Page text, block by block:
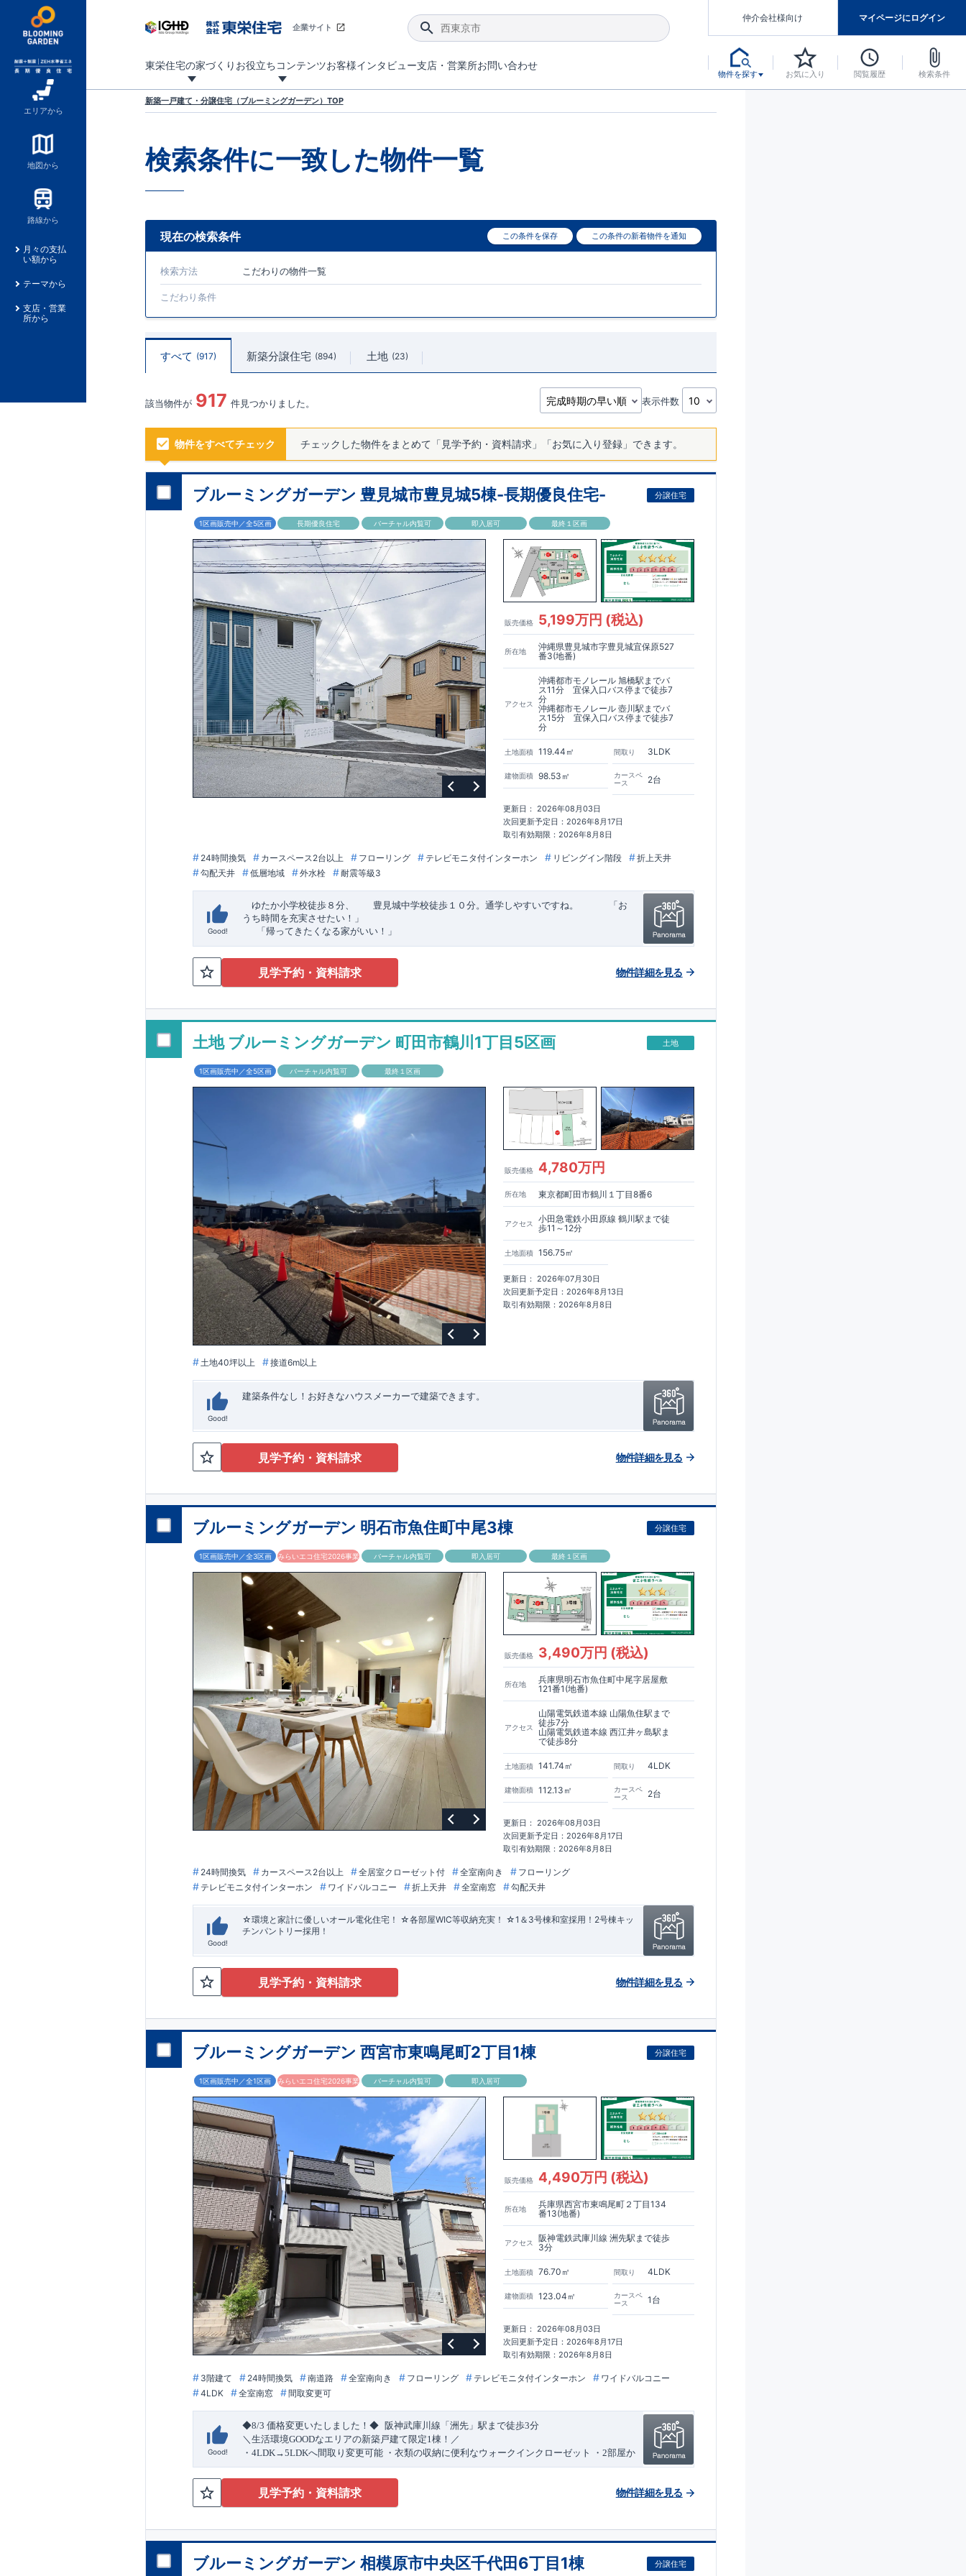
エリアから
地図から
路線から
月々の支払
い額から
テーマから
支店・営業
所から
企業サイト
東栄住宅の家づくり お役立ちコンテンツお客様インタビュー支店・営業所お問い合わせ
仲介会社様向け マイページにログイン
物件を探す お気に入り 閲覧履歴 検索条件
新築一戸建て・分譲住宅（ブルーミングガーデン）TOP
検索条件に一致した物件一覧
現在の検索条件 この条件を保存 この条件の新着物件を通知
検索方法 こだわりの物件一覧
こだわり条件
すべて 917 新築分譲住宅 894 土地 23
該当物件が 917 件見つかりました。 表示件数
物件をすべてチェック チェックした物件をまとめて「見学予約・資料請求」「お気に入り登録」できます。
ブルーミングガーデン 豊見城市豊見城5棟-長期優良住宅- 分譲住宅
1区画販売中／全5区画 長期優良住宅 バーチャル内覧可 即入居可 最終１区画
販売価格 5,199万円 (税込)
所在地
沖縄県豊見城市字豊見城宜保原527
番3(地番)
アクセス
沖縄都市モノレール 旭橋駅までバ
ス11分 宜保入口バス停まで徒歩7
分
沖縄都市モノレール 壺川駅までバ
ス15分 宜保入口バス停まで徒歩7
分
土地面積 119.44㎡
建物面積 98.53㎡
間取り 3LDK
カースペ
ース
2台
更新日： 2026年08月03日
次回更新予定日：2026年8月17日
取引有効期限：2026年8月8日
24時間換気 カースペース2台以上 フローリング テレビモニタ付インターホン リビングイン階段
折上天井
勾配天井
低層地域 外水栓 耐震等級3
Good!
ゆたか小学校徒歩８分、 豊見城中学校徒歩１０分。通学しやすいですね。
「お
うち時間を充実させたい！」
「帰ってきたくなる家がいい！」
TEL:098-860-2201（火・水曜日定休日、年末年始休み）
配ボックス・玄関電子キー・浴室換気乾燥機・防犯ガラス
■１階廻りの構造材は防腐・防蟻性を確保するため、構造用集成材にヒノキを使用しておりま
す！
■長期優良住宅もっと詳しく 「いい家を作って、きちんと手入れをして、長く大切に使う」
という考え方の下、 国が定めた7つの厳しい技術基準をクリアした物件だけが認定を受けられ
長期優良住宅として認定を受けるためには、国が定めた下記
つの技術基準をクリアする必要
があります。東栄住宅は全棟でクリア！①耐震性②劣化対策③維持管理性④住戸面積⑤省エネ
ルギー性⑥居住環境⑦維持保全管理
そのほかの魅力として、住宅ローン金利優遇、固定資産税の減税、中古市場での売却時にも有
「設計」と「建設」のダブルで
性能を評価されています！図面を第三者機関へ提出します。外部評価委員が建設中に 3回、竣
回の現場検査が行われます。構造の安定、劣化の軽減、維持管理への配慮、温熱環
境・エネルギー消費量（断熱等性能）の必須4分野、空気環境で、最高等級取得！ ■耐震等級
3
もっと詳しく 東栄住宅の建物は、国が定めた耐震最高等級
を取得。建築基準法に定め
られた、｢数百年に一度発生する地震に対して、倒壊、崩壊しない｣という基準から、さらに
1.5倍の耐震力を達成しています。 ■耐風等級2 災害時の損傷の受けにくさを評価されていま
す。建築基準法に定められている暴風による力（500年に1 度）のさらに 1.2倍の暴風に対して
も損傷を生じないことで耐風最高等級2を取得しています。
栄住宅は土地の仕入れ、設計、施工、販売、メンテナンスまで、すべてのプロセスに携わって
います。 ■アフターサポートもっと詳しく 快適に暮らすことができる住宅の品質を長
期にわたり維持するには、定期的な点検を実施することが重要です。 最大 60年間の保証制度
がございます。もちろん、定期点検以外でも万一不具合が発生した際は対応いたします。
当社こだわりの空間アイディアを ショート動画で
ご紹介しています。ここをクリック
見学予約・資料請求 物件詳細を見る
土地 ブルーミングガーデン 町田市鶴川1丁目5区画 土地
1区画販売中／全5区画 バーチャル内覧可 最終１区画
販売価格 4,780万円
所在地 東京都町田市鶴川１丁目8番6
アクセス
小田急電鉄小田原線 鶴川駅まで徒
歩11～12分
土地面積 156.75㎡
更新日： 2026年07月30日
次回更新予定日：2026年8月13日
取引有効期限：2026年8月8日
土地40坪以上 接道6m以上
Good!
建築条件なし！​お好きなハウスメーカーで建築できます。
見学予約・資料請求 物件詳細を見る
ブルーミングガーデン 明石市魚住町中尾3棟 分譲住宅
1区画販売中／全3区画 みらいエコ住宅2026事業 バーチャル内覧可 即入居可 最終１区画
販売価格 3,490万円 (税込)
所在地
兵庫県明石市魚住町中尾字居屋敷
121番1(地番)
アクセス
山陽電気鉄道本線 山陽魚住駅まで
徒歩7分
山陽電気鉄道本線 西江井ヶ島駅ま
で徒歩8分
土地面積 141.74㎡
建物面積 112.13㎡
間取り 4LDK
カースペ
ース
2台
更新日： 2026年08月03日
次回更新予定日：2026年8月17日
取引有効期限：2026年8月8日
24時間換気 カースペース2台以上 全居室クローゼット付 全室南向き
フローリング
テレビモニタ付インターホン
ワイドバルコニー 折上天井 全室南窓 勾配天井
Good!
☆環境と家計に優しいオール電化住宅！ ☆各部屋WIC等収納充実！ ☆1＆3号棟和室採用！2号棟キッ
チンパントリー採用！
見学予約・資料請求 物件詳細を見る
ブルーミングガーデン 西宮市東鳴尾町2丁目1棟 分譲住宅
1区画販売中／全1区画 みらいエコ住宅2026事業 バーチャル内覧可 即入居可
販売価格 4,490万円 (税込)
所在地
兵庫県西宮市東鳴尾町２丁目134
番13(地番)
アクセス
阪神電鉄武庫川線 洲先駅まで徒歩
3分
土地面積 76.70㎡
建物面積 123.04㎡
間取り 4LDK
カースペ
ース
1台
更新日： 2026年08月03日
次回更新予定日：2026年8月17日
取引有効期限：2026年8月8日
3階建て 24時間換気 南道路 全室南向き フローリング テレビモニタ付インターホン
ワイドバルコニー
4LDK
全室南窓 間取変更可
Good!
◆8/3 価格変更いたしました！◆​ 阪神武庫川線 「洲先」駅まで徒歩3分
＼生活環境GOODなエリアの新築戸建て限定1棟！／
・4LDK→5LDKへ間取り変更可能 ・衣類の収納に便利なウォークインクローゼット
・2部屋か
ら行き来できる続きバルコニー ・デザインと機能性を兼ね備えたオープンサニタリーirodori
・リビング全体を見渡せる対面キッチン
・網戸11万円(税込)で設置可能！
↓クリックすると特設ページにジャンプします↓
エントランス」が受賞いたしました！ ○耐震等級最高等級3 ・数百年に一度の地震に耐える
平日・休日ご内覧可能です！
見学予約・資料請求 物件詳細を見る
ブルーミングガーデン 相模原市中央区千代田6丁目1棟 分譲住宅